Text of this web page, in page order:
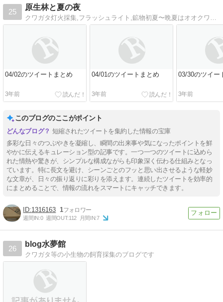
25
原生林と夏の夜
クワガタ灯火採集,フラッシュライト,鉱物初夏〜晩夏はオオクワガタ灯火採集、車中泊で東北を回ります！
04/02のツイートまとめ
3年前
04/01のツイートまとめ
3年前
03/30のツイー
3年前
このブログのここがポイント
短縮されたツイートを集約した情報の宝庫
多彩な日々のつぶやきを凝縮し、瞬間の出来事や気になったポイントを鮮
やかに伝えるキュレーション型の記事です。一つ一つのツイートに込めら
れた情熱や驚きが、シンプルな構成ながらも印象深く伝わる仕組みとなっ
ています。特に長文を避け、シーンごとのフッと思い出させるような軽妙
な文章が、日々の振り返りに彩りを添えます。連続したツイートを効率的
にまとめることで、情報の流れをスマートにキャッチできます。
1316163 1
週間IN:0 週間OUT:112 月間IN:7
26
blog水夢館
クワガタ等の小生物の飼育採集のブログです